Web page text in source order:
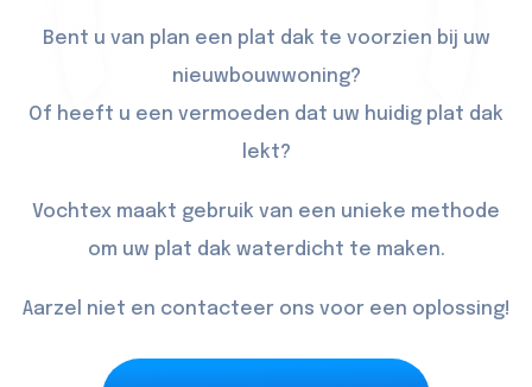
Bent u van plan een plat dak te voorzien bij uw
nieuwbouwwoning?
Of heeft u een vermoeden dat uw huidig plat dak
lekt?
Vochtex maakt gebruik van een unieke methode
om uw plat dak waterdicht te maken.
Aarzel niet en contacteer ons voor een oplossing!